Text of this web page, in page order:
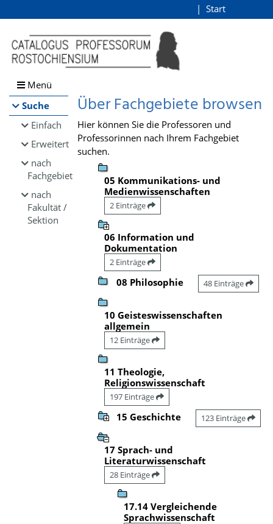
Browsen
direkt zum Inhalt
Start
Menü
Suche
Einfach
Erweitert
nach
Fachgebiet
nach
Fakultät /
Sektion
Über Fachgebiete browsen
Hier können Sie die Professoren und
Professorinnen nach Ihrem Fachgebiet
suchen.
05 Kommunikations- und
Medienwissenschaften
2 Einträge
06 Information und
Dokumentation
2 Einträge
08 Philosophie 48 Einträge
10 Geisteswissenschaften
allgemein
12 Einträge
11 Theologie,
Religionswissenschaft
197 Einträge
15 Geschichte 123 Einträge
17 Sprach- und
Literaturwissenschaft
28 Einträge
17.14 Vergleichende
Sprachwissenschaft